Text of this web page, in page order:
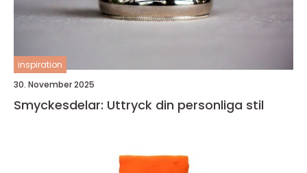
inspiration
30. November 2025
Smyckesdelar: Uttryck din personliga stil